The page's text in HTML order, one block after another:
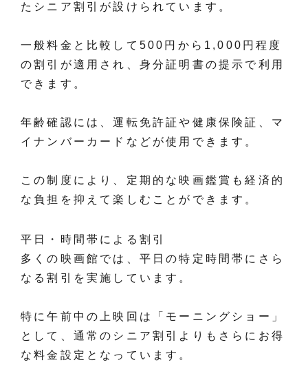
たシニア割引が設けられています。
一般料金と比較して500円から1,000円程度
の割引が適用され、身分証明書の提示で利用
できます。
年齢確認には、運転免許証や健康保険証、マ
イナンバーカードなどが使用できます。
この制度により、定期的な映画鑑賞も経済的
な負担を抑えて楽しむことができます。
平日・時間帯による割引
多くの映画館では、平日の特定時間帯にさら
なる割引を実施しています。
特に午前中の上映回は「モーニングショー」
として、通常のシニア割引よりもさらにお得
な料金設定となっています。